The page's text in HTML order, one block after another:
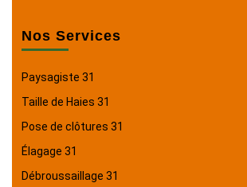
Nos Services
Paysagiste 31
Taille de Haies 31
Pose de clôtures 31
Élagage 31
Débroussaillage 31